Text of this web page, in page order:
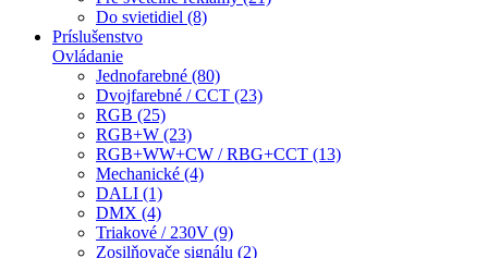
Do svietidiel (8)
Príslušenstvo
Ovládanie
Jednofarebné (80)
Dvojfarebné / CCT (23)
RGB (25)
RGB+W (23)
RGB+WW+CW / RBG+CCT (13)
Mechanické (4)
DALI (1)
DMX (4)
Triakové / 230V (9)
Zosilňovače signálu (2)